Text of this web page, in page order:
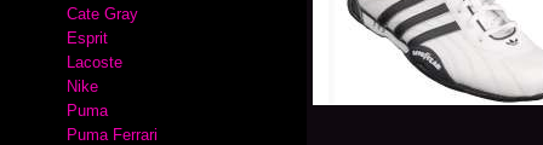
Cate Gray
Esprit
Lacoste
Nike
Puma
Puma Ferrari